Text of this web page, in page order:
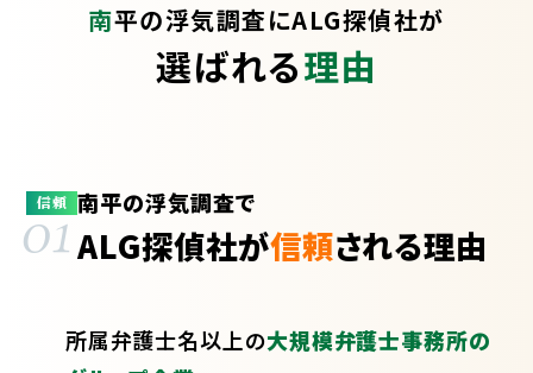
南平の浮気調査にALG探偵社が
選ばれる理由
信頼
01南平の浮気調査で
ALG探偵社が信頼される理由
所属弁護士名以上の大規模弁護士事務所の